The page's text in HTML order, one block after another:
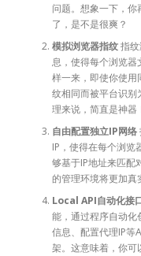
问题。想象一下，
了，是不是很爽？
模拟浏览器指纹指纹
息，使得每个浏览
样一来，即使你使用
纹相同而被平台识别
理来说，简直是神器
自由配置独立IP网络
IP，使得在每个浏览
够基于IP地址来匹配
的管理环境将更加真
Local API自动化接
能，通过程序自动化
信息、配置代理IP
架。这意味着，你可